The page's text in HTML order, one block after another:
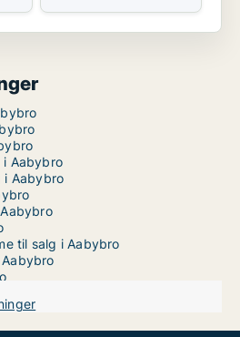
Aabybro
i Aabybro
til salg i Aabybro